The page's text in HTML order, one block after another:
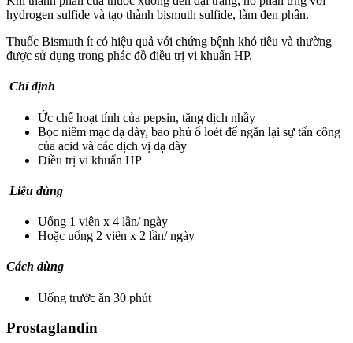
hydrogen sulfide và tạo thành bismuth sulfide, làm đen phân.
Thuốc Bismuth ít có hiệu quả với chứng bệnh khó tiêu và thường
được sử dụng trong phác đồ điều trị vi khuẩn HP.
Chỉ định
Ức chế hoạt tính của pepsin, tăng dịch nhầy
Bọc niêm mạc dạ dày, bao phủ ổ loét để ngăn lại sự tấn công
của acid và các dịch vị dạ dày
Điều trị vi khuẩn HP
Liều dùng
Uống 1 viên x 4 lần/ ngày
Hoặc uống 2 viên x 2 lần/ ngày
Cách dùng
Uống trước ăn 30 phút
Prostaglandin